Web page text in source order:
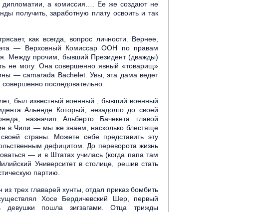
дипломатии, а комиссия…. Ее же создают не
получить, заработную плату освоить и так
как всегда, вопрос личности. Вернее,
эта — Верховный Комиссар ООН по правам
Между прочим, бывший Президент (дважды)
не могу. Она совершенно явный «товарищ»
— camarada Bachelet. Увы, эта дама ведет
последовательно.
был известный военный , бывший военный
Альенде Который, незадолго до своей
назначил Альберто Бачекета главой
в Чили — мы же знаем, насколько блестяще
страны. Можете себе представить эту
дефицитом. До переворота жизнь
— и в Штатах училась (когда папа там
Университет в столице, решив стать
партию.
трех главарей хунты, отдал приказ бомбить
Хосе Бердичевский Шер, первый
девушки пошла зигзагами. Отца трижды